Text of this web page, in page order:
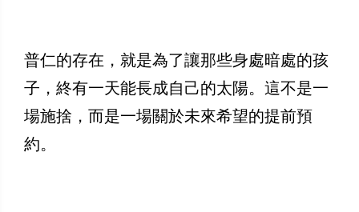
普仁的存在，就是為了讓那些身處暗處的孩
子，終有一天能長成自己的太陽。這不是一
場施捨，而是一場關於未來希望的提前預
約。